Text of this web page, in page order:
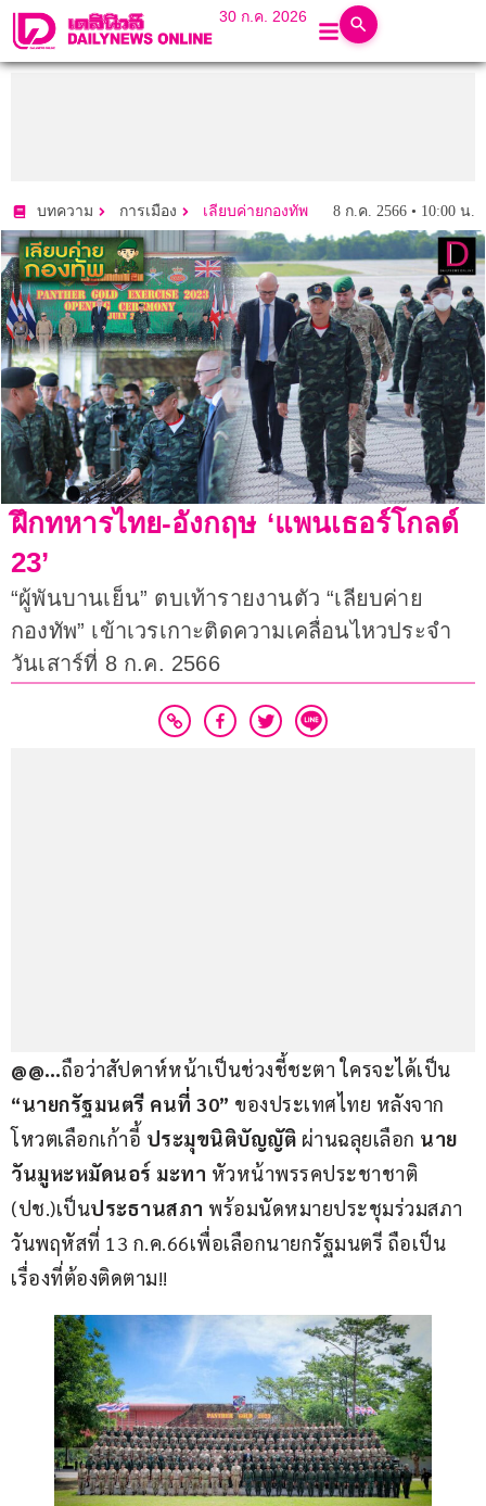
30 ก.ค. 2026
บทความ การเมือง เลียบค่ายกองทัพ 8 ก.ค. 2566 • 10:00 น.
ฝึกทหารไทย-อังกฤษ ‘แพนเธอร์โกลด์
23’
“ผู้พันบานเย็น” ตบเท้ารายงานตัว “เลียบค่าย
กองทัพ” เข้าเวรเกาะติดความเคลื่อนไหวประจำ
วันเสาร์ที่ 8 ก.ค. 2566
@@…ถือว่าสัปดาห์หน้าเป็นช่วงชี้ชะตา ใครจะได้เป็น
“นายกรัฐมนตรี คนที่ 30” ของประเทศไทย หลังจาก
โหวตเลือกเก้าอี้ ประมุขนิติบัญญัติ ผ่านฉลุยเลือก นาย
วันมูหะหมัดนอร์ มะทา หัวหน้าพรรคประชาชาติ
(ปช.)เป็นประธานสภา พร้อมนัดหมายประชุมร่วมสภา
วันพฤหัสที่ 13 ก.ค.66เพื่อเลือกนายกรัฐมนตรี ถือเป็น
เรื่องที่ต้องติดตาม!!